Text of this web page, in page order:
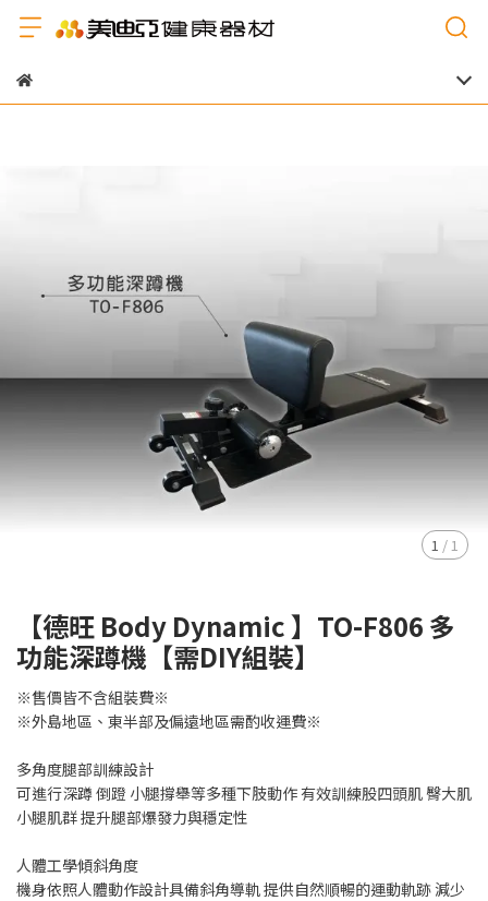
1 / 1
【德旺 Body Dynamic 】TO-F806 多
功能深蹲機【需DIY組裝】
※售價皆不含組裝費※
​※外島地區、東半部及偏遠地區需酌收運費※
多角度腿部訓練設計
可進行深蹲 倒蹬 小腿撐舉等多種下肢動作 有效訓練股四頭肌 臀大肌
小腿肌群 提升腿部爆發力與穩定性
人體工學傾斜角度
機身依照人體動作設計具備斜角導軌 提供自然順暢的運動軌跡 減少